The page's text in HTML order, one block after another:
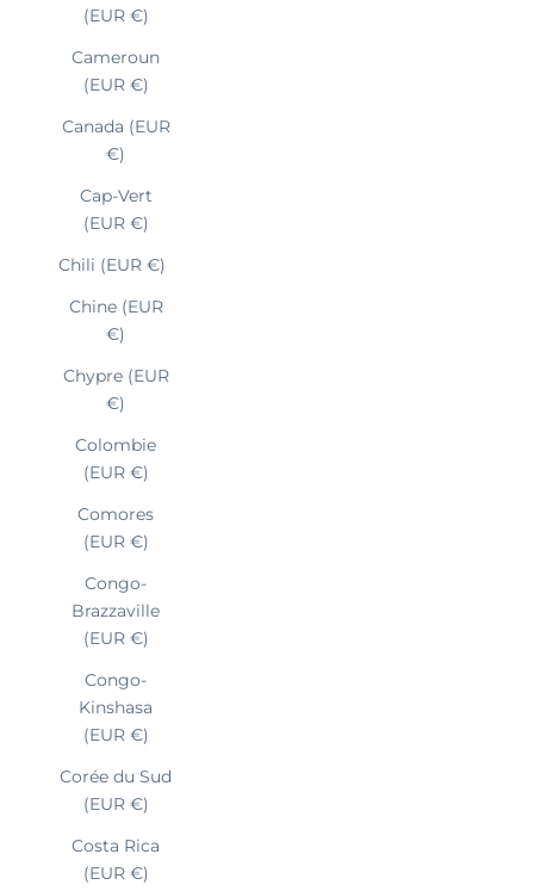
(EUR €)
Cameroun
(EUR €)
Canada (EUR
€)
Cap-Vert
(EUR €)
Chili (EUR €)
Chine (EUR
€)
Chypre (EUR
€)
Colombie
(EUR €)
Comores
(EUR €)
Congo-
Brazzaville
(EUR €)
Congo-
Kinshasa
(EUR €)
Corée du Sud
(EUR €)
Costa Rica
(EUR €)